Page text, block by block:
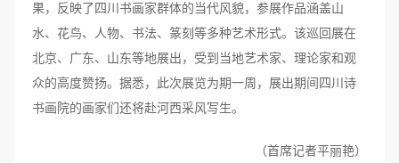
果，反映了四川书画家群体的当代风貌，参展作品涵盖山
水、花鸟、人物、书法、篆刻等多种艺术形式。该巡回展在
北京、广东、山东等地展出，受到当地艺术家、理论家和观
众的高度赞扬。据悉，此次展览为期一周，展出期间四川诗
书画院的画家们还将赴河西采风写生。
（首席记者平丽艳）